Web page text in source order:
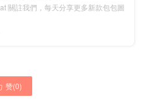
關註我們，每天分享更多新款包包圖
赞(0)
聖羅蘭包包圖片價格官網